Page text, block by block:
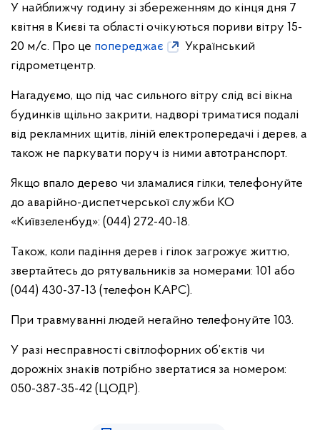
У найближчу годину зі збереженням до кінця дня 7
квітня в Києві та області очікуються пориви вітру 15-
20 м/с. Про це попереджає
Український
гідрометцентр.
Нагадуємо, що під час сильного вітру слід всі вікна
будинків щільно закрити, надворі триматися подалі
від рекламних щитів, ліній електропередачі і дерев, а
також не паркувати поруч із ними автотранспорт.
Якщо впало дерево чи зламалися гілки, телефонуйте
до аварійно-диспетчерської служби КО
«Київзеленбуд»: (044) 272-40-18.
Також, коли падіння дерев і гілок загрожує життю,
звертайтесь до рятувальників за номерами: 101 або
(044) 430-37-13 (телефон КАРС).
При травмуванні людей негайно телефонуйте 103.
У разі несправності світлофорних об’єктів чи
дорожніх знаків потрібно звертатися за номером:
050-387-35-42 (ЦОДР).